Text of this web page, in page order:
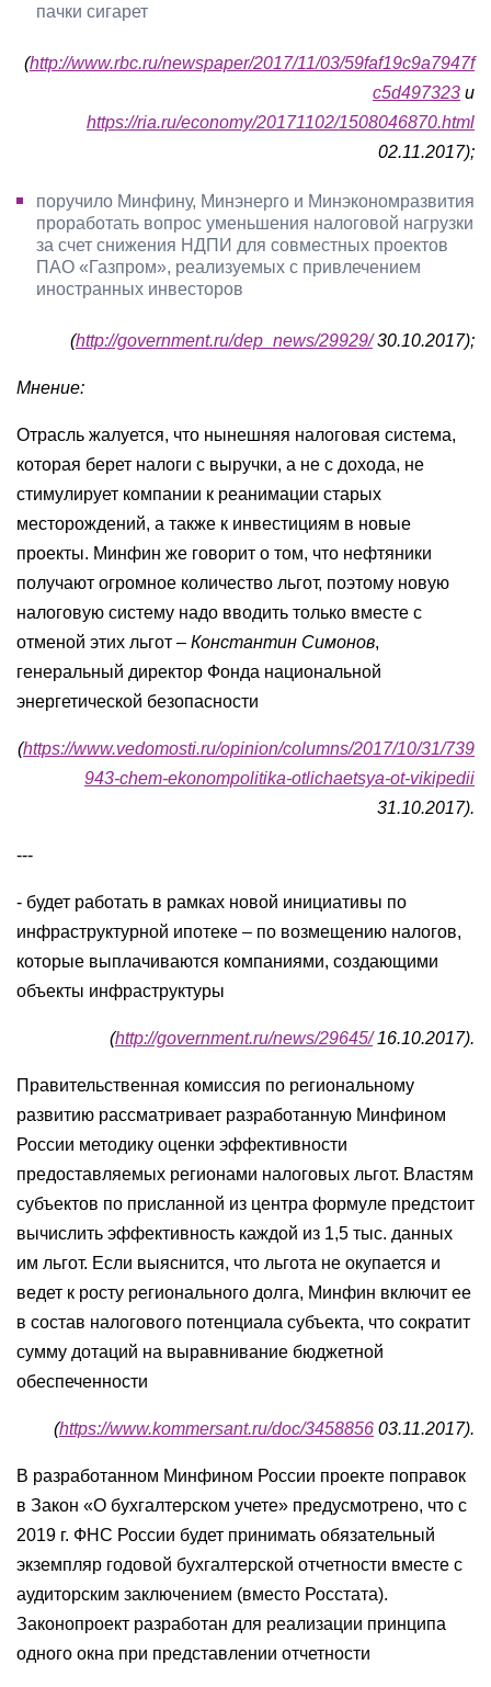
пачки сигарет
(http://www.rbc.ru/newspaper/2017/11/03/59faf19c9a7947f
c5d497323 и
https://ria.ru/economy/20171102/1508046870.html
02.11.2017);
поручило Минфину, Минэнерго и Минэкономразвития
проработать вопрос уменьшения налоговой нагрузки
за счет снижения НДПИ для совместных проектов
ПАО «Газпром», реализуемых с привлечением
иностранных инвесторов
(http://government.ru/dep_news/29929/30.10.2017);
Мнение:
Отрасль жалуется, что нынешняя налоговая система,
которая берет налоги с выручки, а не с дохода, не
стимулирует компании к реанимации старых
месторождений, а также к инвестициям в новые
проекты. Минфин же говорит о том, что нефтяники
получают огромное количество льгот, поэтому новую
налоговую систему надо вводить только вместе с
отменой этих льгот – Константин Симонов,
генеральный директор Фонда национальной
энергетической безопасности
(https://www.vedomosti.ru/opinion/columns/2017/10/31/739
943-chem-ekonompolitika-otlichaetsya-ot-vikipedii
31.10.2017).
---
- будет работать в рамках новой инициативы по
инфраструктурной ипотеке – по возмещению налогов,
которые выплачиваются компаниями, создающими
объекты инфраструктуры
(http://government.ru/news/29645/16.10.2017).
Правительственная комиссия по региональному
развитию рассматривает разработанную Минфином
России методику оценки эффективности
предоставляемых регионами налоговых льгот. Властям
субъектов по присланной из центра формуле предстоит
вычислить эффективность каждой из 1,5 тыс. данных
им льгот. Если выяснится, что льгота не окупается и
ведет к росту регионального долга, Минфин включит ее
в состав налогового потенциала субъекта, что сократит
сумму дотаций на выравнивание бюджетной
обеспеченности
(https://www.kommersant.ru/doc/3458856 03.11.2017).
В разработанном Минфином России проекте поправок
в Закон «О бухгалтерском учете» предусмотрено, что с
2019 г. ФНС России будет принимать обязательный
экземпляр годовой бухгалтерской отчетности вместе с
аудиторским заключением (вместо Росстата).
Законопроект разработан для реализации принципа
одного окна при представлении отчетности